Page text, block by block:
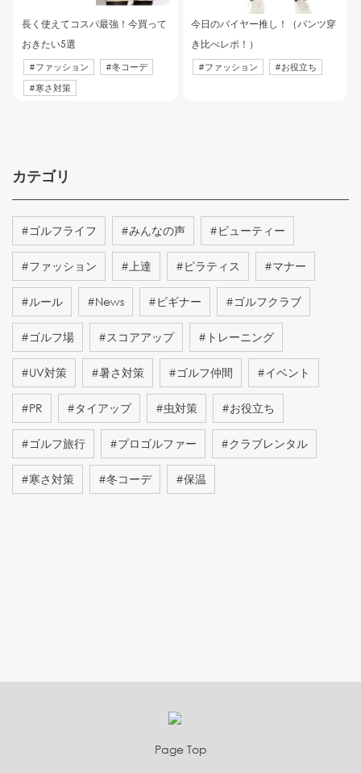
長く使えてコスパ最強！今買って
おきたい5選
#ファッション #冬コーデ
#寒さ対策
今日のバイヤー推し！（パンツ穿
き比べレポ！）
#ファッション #お役立ち
カテゴリ
#ゴルフライフ #みんなの声 #ビューティー
#ファッション #上達 #ピラティス #マナー
#ルール #News #ビギナー #ゴルフクラブ
#ゴルフ場 #スコアアップ # トレーニング
#UV対策 #暑さ対策 #ゴルフ仲間 #イベント
#PR #タイアップ #虫対策 #お役立ち
#ゴルフ旅行 #プロゴルファー #クラブレンタル
#寒さ対策 #冬コーデ #保温
Page Top